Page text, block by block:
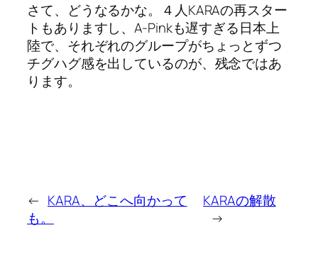
さて、どうなるかな。４人KARAの再スター
トもありますし、A-Pinkも遅すぎる日本上
陸で、それぞれのグループがちょっとずつ
チグハグ感を出しているのが、残念ではあ
ります。
← KARA、どこへ向かって
も。
KARAの解散
→